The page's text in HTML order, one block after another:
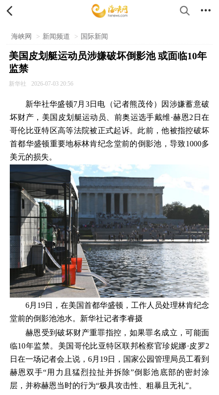
 
海峡网 > 新闻频道 > 国际新闻
美国皮划艇运动员涉嫌破坏倒影池 或面临10年
监禁
新华社 2026-07-03 20:56
新华社华盛顿7月3日电（记者熊茂伶）因涉嫌蓄意破
坏财产，美国皮划艇运动员、前奥运选手戴维·赫恩2日在
哥伦比亚特区高等法院被正式起诉。此前，他被指控破坏
首都华盛顿重要地标林肯纪念堂前的倒影池，导致1000多
美元的损失。
6月19日，在美国首都华盛顿，工作人员处理林肯纪念
堂前的倒影池池水。新华社记者李睿摄
赫恩受到破坏财产重罪指控，如果罪名成立，可能面
临10年监禁。美国哥伦比亚特区联邦检察官珍妮娜·皮罗2
日在一场记者会上说，6月19日，国家公园管理局员工看到
赫恩双手“用力且猛烈拉扯并拆除”倒影池底部的密封涂
层，并称赫恩当时的行为“极具攻击性、粗暴且无礼”。